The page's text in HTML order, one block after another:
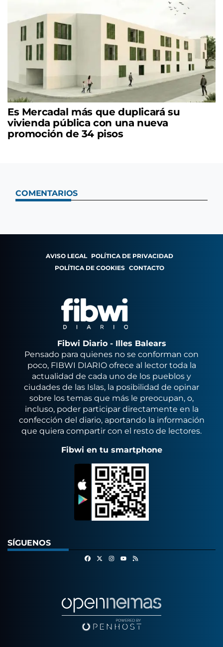
Es Mercadal más que duplicará su
vivienda pública con una nueva
promoción de 34 pisos
COMENTARIOS
AVISO LEGAL POLÍTICA DE PRIVACIDAD
POLÍTICA DE COOKIES CONTACTO
Fibwi Diario - Illes Balears
Pensado para quienes no se conforman con
poco, FIBWI DIARIO ofrece al lector toda la
actualidad de cada uno de los pueblos y
ciudades de las Islas, la posibilidad de opinar
sobre los temas que más le preocupan, o,
incluso, poder participar directamente en la
confección del diario, aportando la información
que quiera compartir con el resto de lectores.
Fibwi en tu smartphone
SÍGUENOS
FacebookInstagram